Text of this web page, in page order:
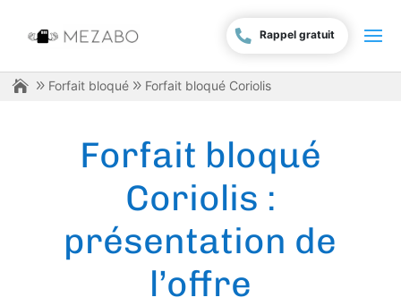
Rappel gratuit
Forfait bloqué Forfait bloqué Coriolis
Forfait bloqué
Coriolis :
présentation de
l’offre